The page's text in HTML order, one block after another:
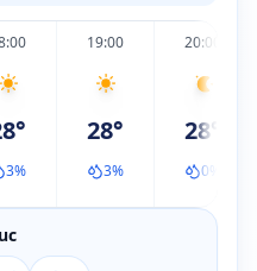
°
3%
19:00
28°
3%
20:00
28°
0